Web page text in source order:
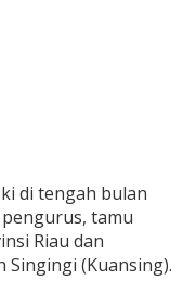
di tengah bulan
tamu
Riau dan
Singingi (Kuansing).